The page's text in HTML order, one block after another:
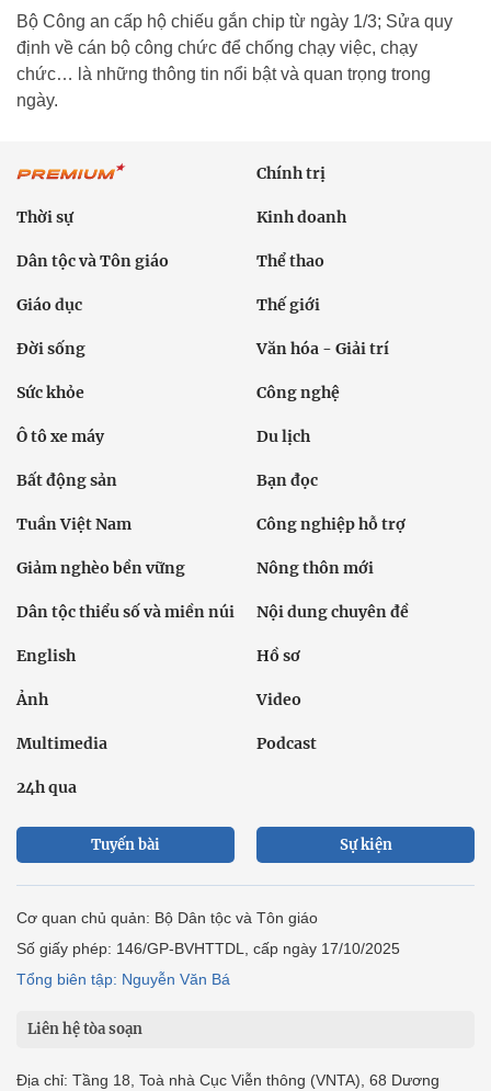
Bộ Công an cấp hộ chiếu gắn chip từ ngày 1/3; Sửa quy
định về cán bộ công chức để chống chạy việc, chạy
chức… là những thông tin nổi bật và quan trọng trong
ngày.
Chính trị
Thời sự Kinh doanh
Dân tộc và Tôn giáo Thể thao
Giáo dục Thế giới
Đời sống Văn hóa - Giải trí
Sức khỏe Công nghệ
Ô tô xe máy Du lịch
Bất động sản Bạn đọc
Tuần Việt Nam Công nghiệp hỗ trợ
Giảm nghèo bền vững Nông thôn mới
Dân tộc thiểu số và miền núi Nội dung chuyên đề
English Hồ sơ
Ảnh Video
Multimedia Podcast
24h qua
Tuyến bài Sự kiện
Cơ quan chủ quản: Bộ Dân tộc và Tôn giáo
Số giấy phép: 146/GP-BVHTTDL, cấp ngày 17/10/2025
Tổng biên tập: Nguyễn Văn Bá
Liên hệ tòa soạn
Địa chỉ: Tầng 18, Toà nhà Cục Viễn thông (VNTA), 68 Dương